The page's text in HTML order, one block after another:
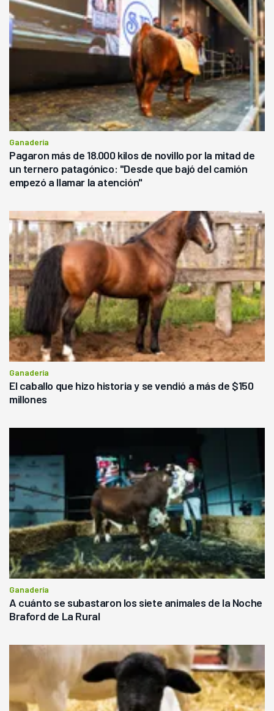
Ganadería
Pagaron más de 18.000 kilos de novillo por la mitad de
un ternero patagónico: "Desde que bajó del camión
empezó a llamar la atención"
Ganadería
El caballo que hizo historia y se vendió a más de $150
millones
Ganadería
A cuánto se subastaron los siete animales de la Noche
Braford de La Rural